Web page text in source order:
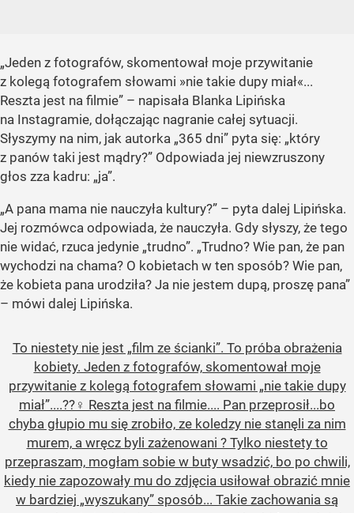
„Jeden z fotografów, skomentował moje przywitanie
z kolegą fotografem słowami »nie takie dupy miał«...
Reszta jest na filmie” – napisała Blanka Lipińska
na Instagramie, dołączając nagranie całej sytuacji.
Słyszymy na nim, jak autorka „365 dni” pyta się: „który
z panów taki jest mądry?” Odpowiada jej niewzruszony
głos zza kadru: „ja”.
„A pana mama nie nauczyła kultury?” – pyta dalej Lipińska.
Jej rozmówca odpowiada, że nauczyła. Gdy słyszy, że tego
nie widać, rzuca jedynie „trudno”. „Trudno? Wie pan, że pan
wychodzi na chama? O kobietach w ten sposób? Wie pan,
że kobieta pana urodziła? Ja nie jestem dupą, proszę pana”
– mówi dalej Lipińska.
To niestety nie jest „film ze ścianki”. To próba obrażenia
kobiety. Jeden z fotografów, skomentował moje
przywitanie z kolegą fotografem słowami „nie takie dupy
miał”....??‍♀️ Reszta jest na filmie.... Pan przeprosił...bo
chyba głupio mu się zrobiło, ze koledzy nie stanęli za nim
murem, a wręcz byli zażenowani ? Tylko niestety to
przepraszam, mogłam sobie w buty wsadzić, bo po chwili,
kiedy nie zapozowały mu do zdjęcia usiłował obrazić mnie
w bardziej „wyszukany” sposób... Takie zachowania są